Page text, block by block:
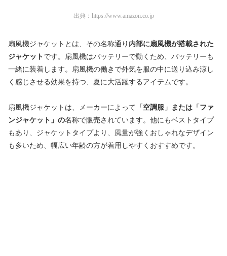
出典： https://www.amazon.co.jp
扇風機ジャケットとは、その名称通り 内部に扇風機が搭載された
ジャケット です。扇風機はバッテリーで動くため、バッテリーも
一緒に装着します。扇風機の働きで外気を服の中に送り込み涼し
く感じさせる効果を持つ、夏に大活躍するアイテムです。
扇風機ジャケットは、メーカーによって 「空調服」または「ファ
ンジャケット」の名称で販売されています。他にもベストタイプ
もあり、ジャケットタイプより、風量が強くおしゃれなデザイン
も多いため、幅広い年齢の方が着用しやすくおすすめです。